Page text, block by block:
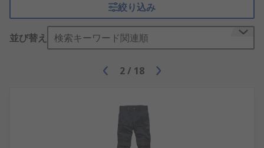
絞り込み
並び替え 検索キーワード関連順
2/ 18